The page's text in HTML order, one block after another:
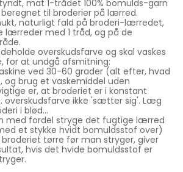
mat 1-trådet 100% bomulds-garn
til broderier på lærred.
naturligt fald på broderi-lærredet,
lærreder med 1 tråd, og på de
overskudsfarve og skal vaskes
for at undgå afsmitning:
ved 30-60 grader (alt efter, hvad
brug et vaskemiddel uden
er, at broderiet er i konstant
overskudsfarve ikke 'sætter sig'. Læg
i blød...
med fordel stryge det fugtige lærred
et stykke hvidt bomuldsstof over)
tørre før man stryger, giver
hvis det hvide bomuldsstof er